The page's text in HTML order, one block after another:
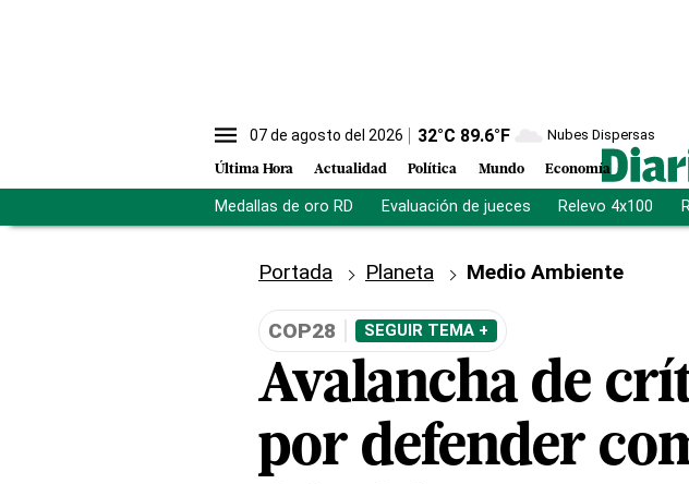
07 de agosto del 2026 32°C 89.6°F Nubes Dispersas
Última Hora Actualidad Política Mundo Economía
Medallas de oro RD Evaluación de jueces Relevo 4x100
Portada Planeta Medio Ambiente
COP28 SEGUIR TEMA +
Avalancha de
por defender